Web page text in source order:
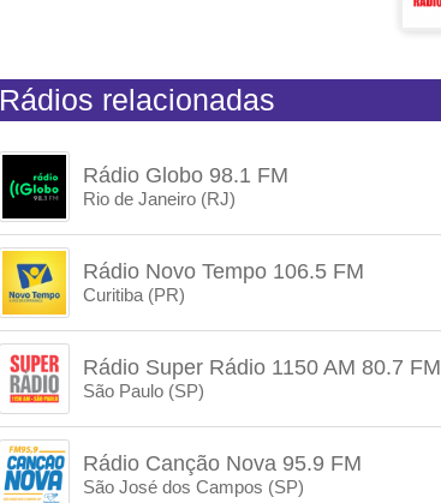
Rádios relacionadas
Rádio Globo 98.1 FM
Rio de Janeiro (RJ)
Rádio Novo Tempo 106.5 FM
Curitiba (PR)
Rádio Super Rádio 1150 AM 80.7 FM
São Paulo (SP)
Rádio Canção Nova 95.9 FM
São José dos Campos (SP)